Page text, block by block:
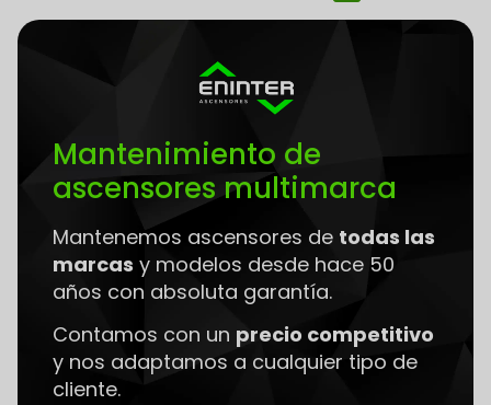
Mantenimiento de
ascensores multimarca
Mantenemos ascensores de todas las
marcas y modelos desde hace 50
años con absoluta garantía.
Contamos con un precio competitivo
y nos adaptamos a cualquier tipo de
cliente.